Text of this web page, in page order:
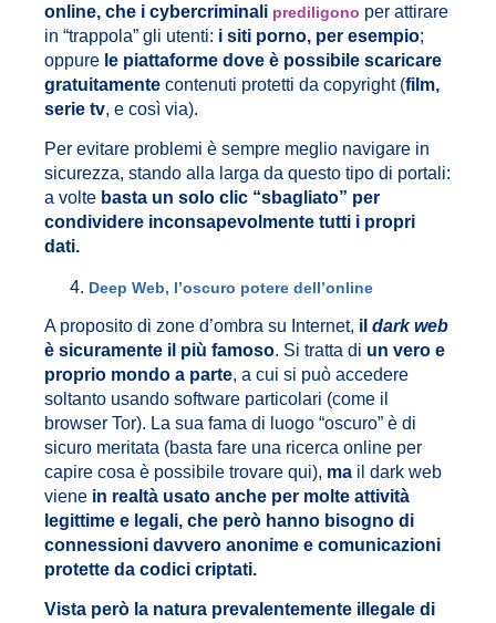
online, che i cybercriminali prediligono per attirare
in “trappola” gli utenti: i siti porno, per esempio;
oppure le piattaforme dove è possibile scaricare
gratuitamente contenuti protetti da copyright (film,
serie tv, e così via).
Per evitare problemi è sempre meglio navigare in
sicurezza, stando alla larga da questo tipo di portali:
a volte basta un solo clic “sbagliato” per
condividere inconsapevolmente tutti i propri
dati.
Deep Web, l’oscuro potere dell’online
A proposito di zone d’ombra su Internet, il dark web
è sicuramente il più famoso. Si tratta di un vero e
proprio mondo a parte, a cui si può accedere
soltanto usando software particolari (come il
browser Tor). La sua fama di luogo “oscuro” è di
sicuro meritata (basta fare una ricerca online per
capire cosa è possibile trovare qui), ma il dark web
viene in realtà usato anche per molte attività
legittime e legali, che però hanno bisogno di
connessioni davvero anonime e comunicazioni
protette da codici criptati.
Vista però la natura prevalentemente illegale di